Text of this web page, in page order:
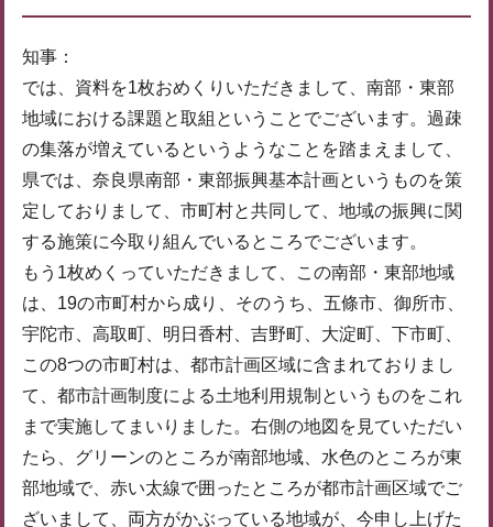
知事：
では、資料を1枚おめくりいただきまして、南部・東部
地域における課題と取組ということでございます。過疎
の集落が増えているというようなことを踏まえまして、
県では、奈良県南部・東部振興基本計画というものを策
定しておりまして、市町村と共同して、地域の振興に関
する施策に今取り組んでいるところでございます。
もう1枚めくっていただきまして、この南部・東部地域
は、19の市町村から成り、そのうち、五條市、御所市、
宇陀市、高取町、明日香村、吉野町、大淀町、下市町、
この8つの市町村は、都市計画区域に含まれておりまし
て、都市計画制度による土地利用規制というものをこれ
まで実施してまいりました。右側の地図を見ていただい
たら、グリーンのところが南部地域、水色のところが東
部地域で、赤い太線で囲ったところが都市計画区域でご
ざいまして、両方がかぶっている地域が、今申し上げた